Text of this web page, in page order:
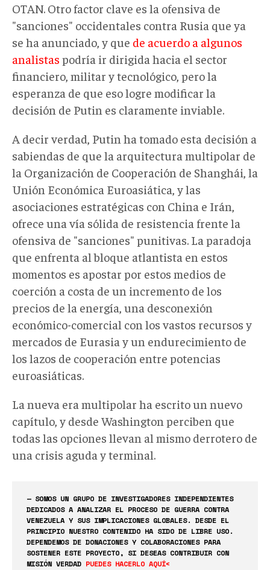
OTAN. Otro factor clave es la ofensiva de
"sanciones" occidentales contra Rusia que ya
se ha anunciado, y que de acuerdo a algunos
analistas podría ir dirigida hacia el sector
financiero, militar y tecnológico, pero la
esperanza de que eso logre modificar la
decisión de Putin es claramente inviable.
A decir verdad, Putin ha tomado esta decisión a
sabiendas de que la arquitectura multipolar de
la Organización de Cooperación de Shanghái, la
Unión Económica Euroasiática, y las
asociaciones estratégicas con China e Irán,
ofrece una vía sólida de resistencia frente la
ofensiva de "sanciones" punitivas. La paradoja
que enfrenta al bloque atlantista en estos
momentos es apostar por estos medios de
coerción a costa de un incremento de los
precios de la energía, una desconexión
económico-comercial con los vastos recursos y
mercados de Eurasia y un endurecimiento de
los lazos de cooperación entre potencias
euroasiáticas.
La nueva era multipolar ha escrito un nuevo
capítulo, y desde Washington perciben que
todas las opciones llevan al mismo derrotero de
una crisis aguda y terminal.
— SOMOS UN GRUPO DE INVESTIGADORES INDEPENDIENTES
DEDICADOS A ANALIZAR EL PROCESO DE GUERRA CONTRA
VENEZUELA Y SUS IMPLICACIONES GLOBALES. DESDE EL
PRINCIPIO NUESTRO CONTENIDO HA SIDO DE LIBRE USO.
DEPENDEMOS DE DONACIONES Y COLABORACIONES PARA
SOSTENER ESTE PROYECTO, SI DESEAS CONTRIBUIR CON
MISIÓN VERDAD PUEDES HACERLO AQUÍ<